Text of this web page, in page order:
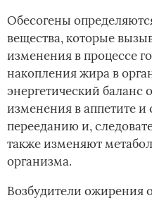
Обесогены
вещества, которые
изменения в процессе
накопления жира в
энергетический баланс
изменения в аппетите и
перееданию и,
также изменяют
организма.
Возбудители ожирения